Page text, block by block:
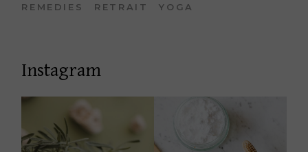
REMEDIES
RETRAIT YOGA
Instagram